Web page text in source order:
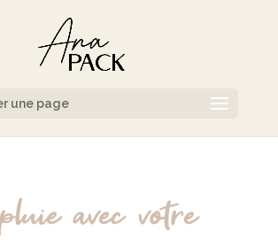
une page
avec votre